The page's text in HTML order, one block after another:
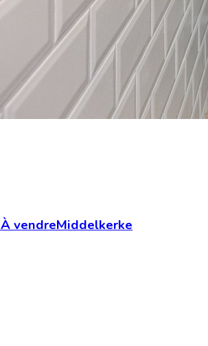
À vendreMiddelkerke